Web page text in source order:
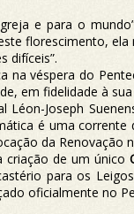
e para o
florescimento,
difíceis”.
véspera do
em fidelidade à sua
Joseph
é uma
da Renovação
criação de um único
para os
oficialmente no